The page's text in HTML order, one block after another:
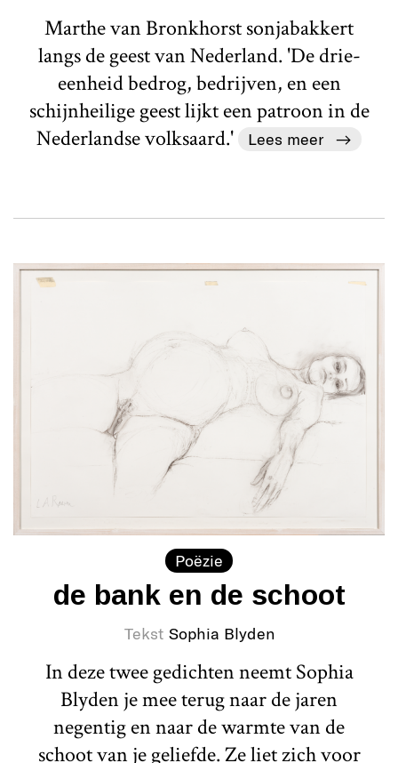
Marthe van Bronkhorst sonjabakkert
langs de geest van Nederland. 'De drie-
eenheid bedrog, bedrijven, en een
schijnheilige geest lijkt een patroon in de
Nederlandse volksaard.'
Lees meer
Poëzie
de bank en de schoot
Tekst Sophia Blyden
In deze twee gedichten neemt Sophia
Blyden je mee terug naar de jaren
negentig en naar de warmte van de
schoot van je geliefde. Ze liet zich voor